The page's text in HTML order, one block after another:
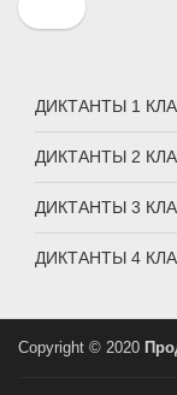
ДИКТАНТЫ 1
ДИКТАНТЫ 2
ДИКТАНТЫ 3
ДИКТАНТЫ 4
Copyright © 2020